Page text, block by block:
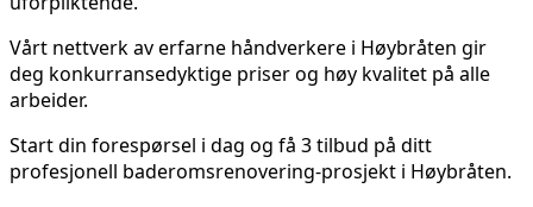
Vårt nettverk av erfarne håndverkere i Høybråten gir
deg konkurransedyktige priser og høy kvalitet på alle
arbeider.
Start din forespørsel i dag og få 3 tilbud på ditt
profesjonell baderomsrenovering-prosjekt i Høybråten.